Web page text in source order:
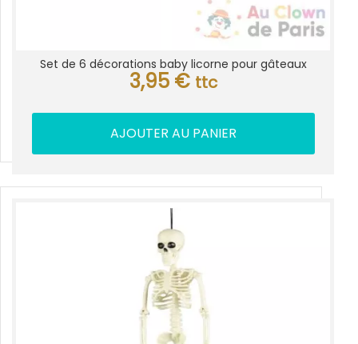
Set de 6 décorations baby licorne pour gâteaux
3,95 € ttc
AJOUTER AU PANIER